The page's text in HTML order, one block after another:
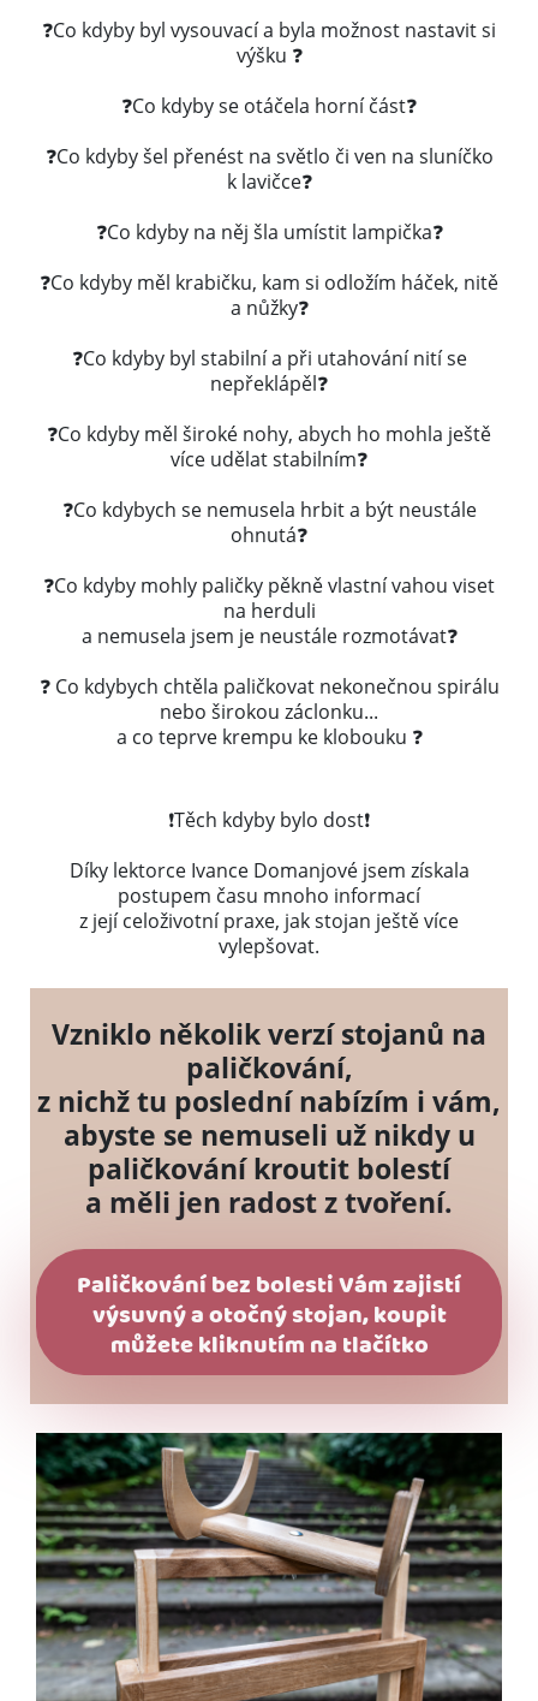
❓Co kdyby byl vysouvací a byla možnost nastavit si
výšku ❓
❓Co kdyby se otáčela horní část❓
❓Co kdyby šel přenést na světlo či ven na sluníčko
k lavičce❓
❓Co kdyby na něj šla umístit lampička❓
❓Co kdyby měl krabičku, kam si odložím háček, nitě
a nůžky❓
❓Co kdyby byl stabilní a při utahování nití se
nepřeklápěl❓
❓Co kdyby měl široké nohy, abych ho mohla ještě
více udělat stabilním❓
❓Co kdybych se nemusela hrbit a být neustále
ohnutá❓
❓Co kdyby mohly paličky pěkně vlastní vahou viset
na herduli
a nemusela jsem je neustále rozmotávat❓
❓ Co kdybych chtěla paličkovat nekonečnou spirálu
nebo širokou záclonku...
a co teprve krempu ke klobouku ❓
❗Těch kdyby bylo dost❗
Díky lektorce Ivance Domanjové jsem získala
postupem času mnoho informací
z její celoživotní praxe, jak stojan ještě více
vylepšovat.
Vzniklo několik verzí stojanů na
paličkování,
z nichž tu poslední nabízím i vám,
abyste se nemuseli už nikdy u
paličkování kroutit bolestí
a měli jen radost z tvoření.
Paličkování bez bolesti Vám zajistí
výsuvný a otočný stojan, koupit
můžete kliknutím na tlačítko